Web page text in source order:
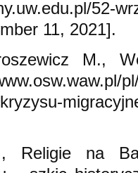
52-
11, 2021].
M.,
Religie na